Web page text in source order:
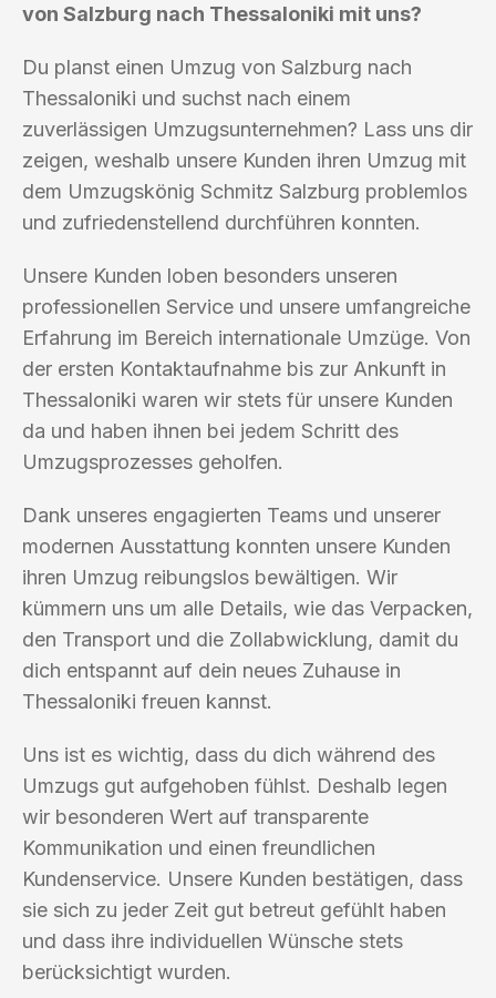
von Salzburg nach Thessaloniki mit uns?
Du planst einen Umzug von Salzburg nach
Thessaloniki und suchst nach einem
zuverlässigen Umzugsunternehmen? Lass uns dir
zeigen, weshalb unsere Kunden ihren Umzug mit
dem Umzugskönig Schmitz Salzburg problemlos
und zufriedenstellend durchführen konnten.
Unsere Kunden loben besonders unseren
professionellen Service und unsere umfangreiche
Erfahrung im Bereich internationale Umzüge. Von
der ersten Kontaktaufnahme bis zur Ankunft in
Thessaloniki waren wir stets für unsere Kunden
da und haben ihnen bei jedem Schritt des
Umzugsprozesses geholfen.
Dank unseres engagierten Teams und unserer
modernen Ausstattung konnten unsere Kunden
ihren Umzug reibungslos bewältigen. Wir
kümmern uns um alle Details, wie das Verpacken,
den Transport und die Zollabwicklung, damit du
dich entspannt auf dein neues Zuhause in
Thessaloniki freuen kannst.
Uns ist es wichtig, dass du dich während des
Umzugs gut aufgehoben fühlst. Deshalb legen
wir besonderen Wert auf transparente
Kommunikation und einen freundlichen
Kundenservice. Unsere Kunden bestätigen, dass
sie sich zu jeder Zeit gut betreut gefühlt haben
und dass ihre individuellen Wünsche stets
berücksichtigt wurden.